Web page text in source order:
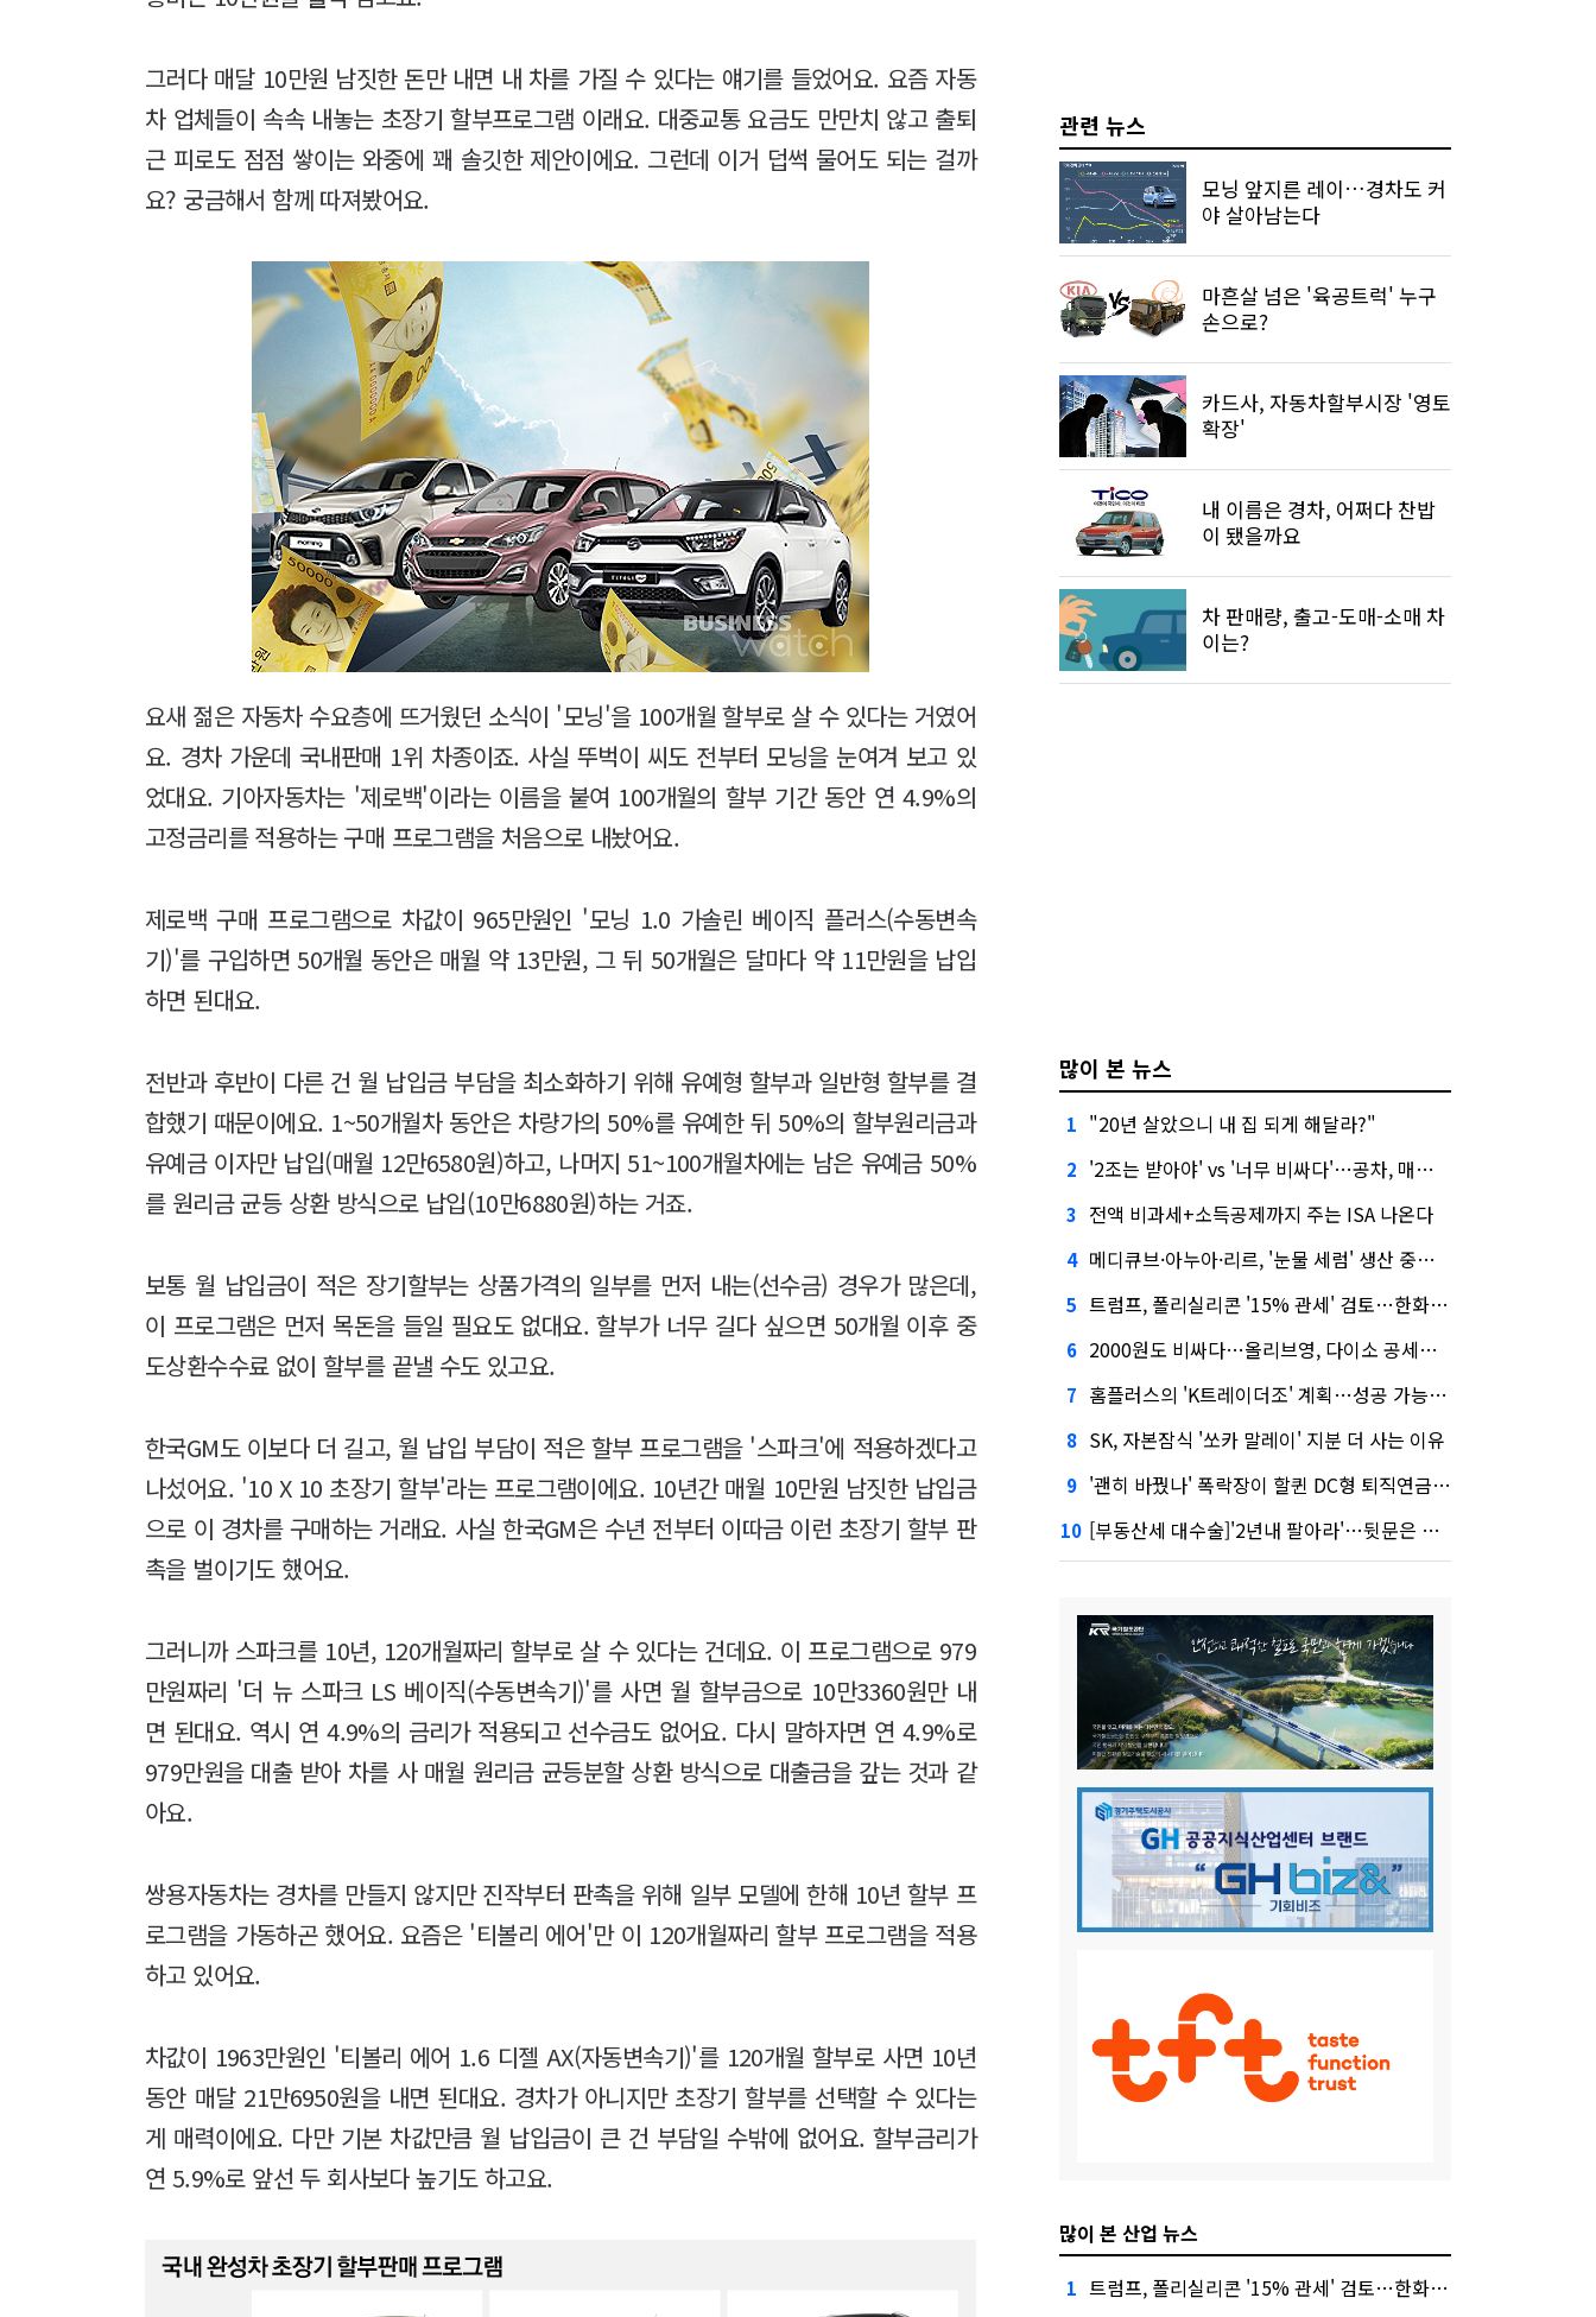
그러다 매달 10만원 남짓한 돈만 내면 내 차를 가질 수 있다는 얘기를 들었어요. 요즘 자동
차 업체들이 속속 내놓는 초장기 할부프로그램 이래요. 대중교통 요금도 만만치 않고 출퇴
근 피로도 점점 쌓이는 와중에 꽤 솔깃한 제안이에요. 그런데 이거 덥썩 물어도 되는 걸까
요? 궁금해서 함께 따져봤어요.
요새 젊은 자동차 수요층에 뜨거웠던 소식이 '모닝'을 100개월 할부로 살 수 있다는 거였어
요. 경차 가운데 국내판매 1위 차종이죠. 사실 뚜벅이 씨도 전부터 모닝을 눈여겨 보고 있
었대요. 기아자동차는 '제로백'이라는 이름을 붙여 100개월의 할부 기간 동안 연 4.9%의
고정금리를 적용하는 구매 프로그램을 처음으로 내놨어요.
제로백 구매 프로그램으로 차값이 965만원인 '모닝 1.0 가솔린 베이직 플러스(수동변속
기)'를 구입하면 50개월 동안은 매월 약 13만원, 그 뒤 50개월은 달마다 약 11만원을 납입
하면 된대요.
전반과 후반이 다른 건 월 납입금 부담을 최소화하기 위해 유예형 할부과 일반형 할부를 결
합했기 때문이에요. 1~50개월차 동안은 차량가의 50%를 유예한 뒤 50%의 할부원리금과
유예금 이자만 납입(매월 12만6580원)하고, 나머지 51~100개월차에는 남은 유예금 50%
를 원리금 균등 상환 방식으로 납입(10만6880원)하는 거죠.
보통 월 납입금이 적은 장기할부는 상품가격의 일부를 먼저 내는(선수금) 경우가 많은데,
이 프로그램은 먼저 목돈을 들일 필요도 없대요. 할부가 너무 길다 싶으면 50개월 이후 중
도상환수수료 없이 할부를 끝낼 수도 있고요.
한국GM도 이보다 더 길고, 월 납입 부담이 적은 할부 프로그램을 '스파크'에 적용하겠다고
나섰어요. '10 X 10 초장기 할부'라는 프로그램이에요. 10년간 매월 10만원 남짓한 납입금
으로 이 경차를 구매하는 거래요. 사실 한국GM은 수년 전부터 이따금 이런 초장기 할부 판
촉을 벌이기도 했어요.
그러니까 스파크를 10년, 120개월짜리 할부로 살 수 있다는 건데요. 이 프로그램으로 979
만원짜리 '더 뉴 스파크 LS 베이직(수동변속기)'를 사면 월 할부금으로 10만3360원만 내
면 된대요. 역시 연 4.9%의 금리가 적용되고 선수금도 없어요. 다시 말하자면 연 4.9%로
979만원을 대출 받아 차를 사 매월 원리금 균등분할 상환 방식으로 대출금을 갚는 것과 같
아요.
쌍용자동차는 경차를 만들지 않지만 진작부터 판촉을 위해 일부 모델에 한해 10년 할부 프
로그램을 가동하곤 했어요. 요즘은 '티볼리 에어'만 이 120개월짜리 할부 프로그램을 적용
하고 있어요.
차값이 1963만원인 '티볼리 에어 1.6 디젤 AX(자동변속기)'를 120개월 할부로 사면 10년
동안 매달 21만6950원을 내면 된대요. 경차가 아니지만 초장기 할부를 선택할 수 있다는
게 매력이에요. 다만 기본 차값만큼 월 납입금이 큰 건 부담일 수밖에 없어요. 할부금리가
연 5.9%로 앞선 두 회사보다 높기도 하고요.
관련 뉴스
모닝 앞지른 레이…경차도 커
야 살아남는다
마흔살 넘은 '육공트럭' 누구
손으로?
카드사, 자동차할부시장 '영토
확장'
내 이름은 경차, 어쩌다 찬밥
이 됐을까요
차 판매량, 출고-도매-소매 차
이는?
많이 본 뉴스
1 "20년 살았으니 내 집 되게 해달라?"
2 '2조는 받아야' vs '너무 비싸다'…공차, 매각 성공할까
3 전액 비과세+소득공제까지 주는 ISA 나온다
4 메디큐브·아누아·리르, '눈물 세럼' 생산 중단한다
5 트럼프, 폴리실리콘 '15% 관세' 검토…한화큐셀·OCI 영향은?
6 2000원도 비싸다…올리브영, 다이소 공세에 '가성비'로 맞불
7 홈플러스의 'K트레이더조' 계획…성공 가능성은 '글쎄'
8 SK, 자본잠식 '쏘카 말레이' 지분 더 사는 이유
9 '괜히 바꿨나' 폭락장이 할퀸 DC형 퇴직연금…전문가 조언은
10 [부동산세 대수술]'2년내 팔아라'…뒷문은 열었다
많이 본 산업 뉴스
1 트럼프, 폴리실리콘 '15% 관세' 검토…한화큐셀·OCI 영향은?